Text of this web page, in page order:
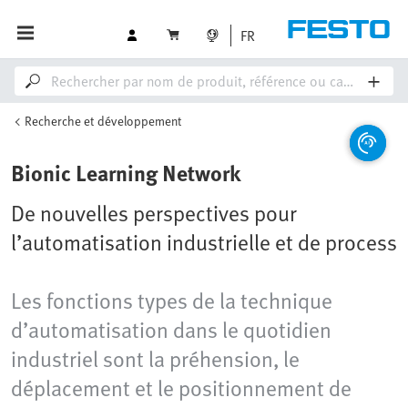
FR
Recherche et développement
Bionic Learning Network
De nouvelles perspectives pour
l’automatisation industrielle et de process
Les fonctions types de la technique
d’automatisation dans le quotidien
industriel sont la préhension, le
déplacement et le positionnement de